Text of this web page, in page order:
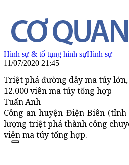
Hình sự & tố tụng hình sựHình sự
11/07/2020 21:45
Triệt phá đường dây ma túy
12.000 viên ma túy tổng hợp
Tuấn Anh
Công an huyện Điện Biên
lượng triệt phá thành công
viên ma túy tổng hợp.